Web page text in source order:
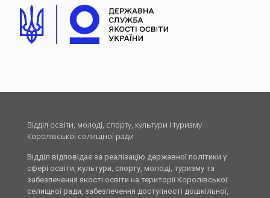
Відділ освіти, молоді, спорту, культури і туризму
Королівської селищної ради
Відділ відповідає за реалізацію державної політики у
сфері освіти, культури, спорту, молоді, туризму та
забезпечення якості освіти на території Королівської
селищної ради, забезпечення доступності дошкільної,